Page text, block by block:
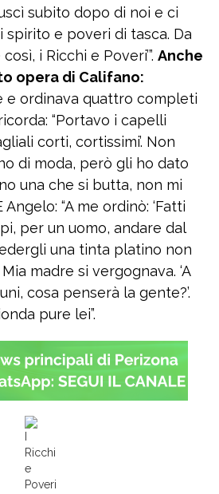
subito dopo di noi e ci
spirito e poveri di tasca. Da
i Ricchi e Poveri’”. Anche
opera di Califano:
e ordinava quattro completi
“Portavo i capelli
corti, cortissimi’. Non
di moda, però gli ho dato
una che si butta, non mi
“A me ordinò: ‘Fatti
per un uomo, andare dal
una tinta platino non
madre si vergognava. ‘A
cosa penserà la gente?’.
pure lei”.
Ricchi
e
Poveri